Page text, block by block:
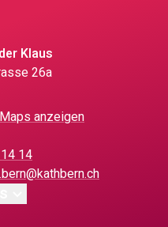
Klaus
26a
anzeigen
14